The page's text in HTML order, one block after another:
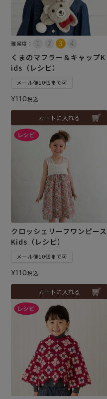
難易度：
くまのマフラー＆キャップK
ids（レシピ）
メール便10個まで可
¥110税込
カートに入れる
クロッシェリーフワンピース
Kids（レシピ）
メール便10個まで可
¥110税込
カートに入れる